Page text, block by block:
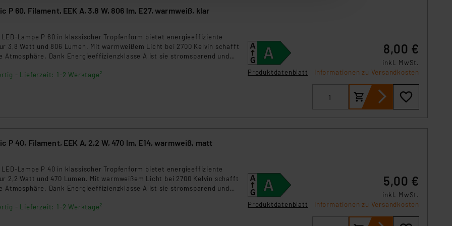
nicht längerfristig gespeichert werden und dieses Banner erneut angezeigt wird.
personenbezogene Daten in den USA. Ihre Einwilligung zur Einbindung von Cookies
ggf. auch die Verarbeitung Ihrer Daten in den USA gemäß Art. 49 (1) lit. a DSGVO.
und zu der jeweiligen Datenübermittlung erhalten Sie in der Datenschutzerklärung.
der EU. Dies bedeutet, dass die USA als Land mit unzureichendem
P 60, Filament, EEK A, 3,8 W, 806 lm, E27, warmweiß, klar
LED-Lampe P 60 in klassischer Tropfenform bietet energieeffiziente
3,8 Watt und 806 Lumen. Mit warmweißem Licht bei 2700 Kelvin schafft
Atmosphäre. Dank Energieeffizienzklasse A ist sie stromsparend und
Wahl.
- Lieferzeit: 1-2 Werktage² Produktdatenblatt
8,00 €
inkl. MwSt.
Informationen zu Versandkosten
P 40, Filament, EEK A, 2,2 W, 470 lm, E14, warmweiß, matt
LED-Lampe P 40 in klassischer Tropfenform bietet energieeffiziente
2,2 Watt und 470 Lumen. Mit warmweißem Licht bei 2700 Kelvin schafft
Atmosphäre. Dank Energieeffizienzklasse A ist sie stromsparend und
Wahl.
- Lieferzeit: 1-2 Werktage² Produktdatenblatt
5,00 €
inkl. MwSt.
Informationen zu Versandkosten